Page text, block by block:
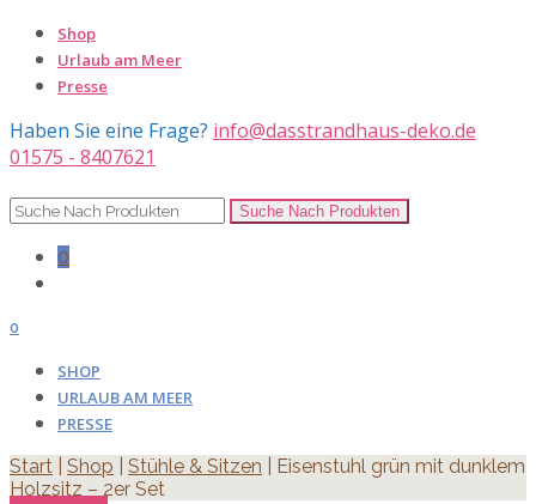
Shop
Urlaub am Meer
Presse
Haben Sie eine Frage? info@dasstrandhaus-deko.de
01575 - 8407621
0
0
SHOP
URLAUB AM MEER
PRESSE
Start Shop Stühle & Sitzen | Eisenstuhl grün mit dunklem
Holzsitz – 2er Set